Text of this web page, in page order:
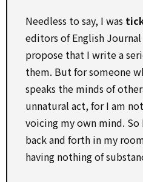
Needless to say, I was
editors of English
propose that I write a
them. But for someone
speaks the minds of
unnatural act, for I am
voicing my own mind. So
back and forth in my
having nothing of